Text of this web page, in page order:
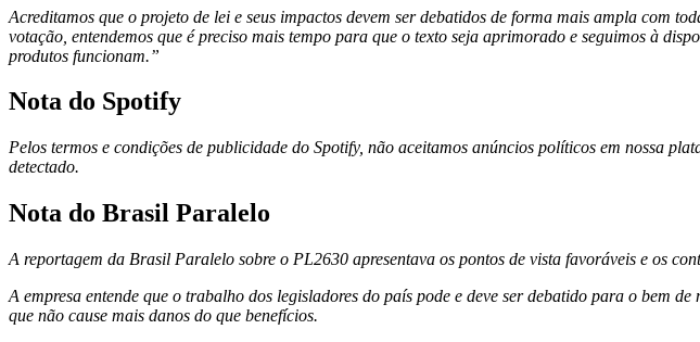
Acreditamos que o projeto de lei e seus impactos devem ser debatidos de forma mais ampla com
votação, entendemos que é preciso mais tempo para que o texto seja aprimorado e seguimos à
produtos funcionam.”
Nota do Spotify
Pelos termos e condições de publicidade do Spotify, não aceitamos anúncios políticos em nossa
detectado.
Nota do Brasil Paralelo
A reportagem da Brasil Paralelo sobre o PL2630 apresentava os pontos de vista favoráveis e os
A empresa entende que o trabalho dos legisladores do país pode e deve ser debatido para o bem
que não cause mais danos do que benefícios.